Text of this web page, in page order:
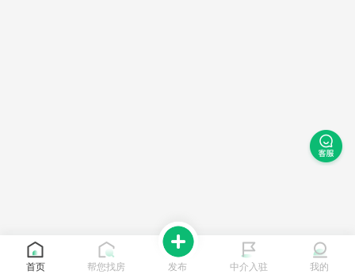
首页 帮您找房 发布 中介入驻 我的